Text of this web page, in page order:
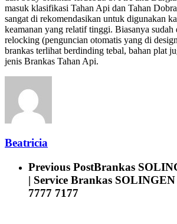
masuk klasifikasi Tahan Api dan Tahan
sangat di rekomendasikan untuk digunakan
keamanan yang relatif tinggi. Biasanya
relocking (penguncian otomatis yang di
brankas terlihat berdinding tebal, bahan plat
jenis Brankas Tahan Api.
Beatricia
Previous PostBrankas
| Service Brankas
7777 7177